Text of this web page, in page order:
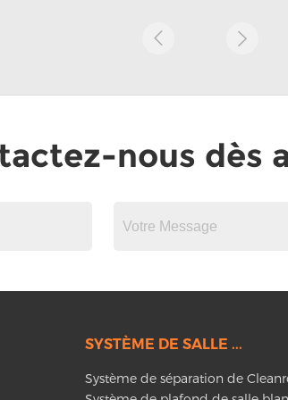
nous dès
SYSTÈME DE SALLE ...
Système de séparation de